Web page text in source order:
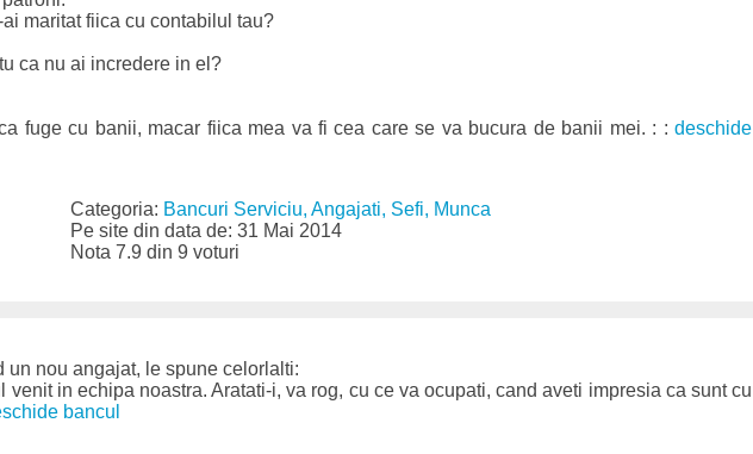
maritat fiica cu contabilul tau?
ca nu ai incredere in el?
fuge cu banii, macar fiica mea va fi cea care se va bucura de banii mei. : : deschide
Categoria: Bancuri Serviciu, Angajati, Sefi, Munca
Pe site din data de: 31 Mai 2014
Nota 7.9 din 9 voturi
un nou angajat, le spune celorlalti:
venit in echipa noastra. Aratati-i, va rog, cu ce va ocupati, cand aveti impresia ca sunt cu
bancul